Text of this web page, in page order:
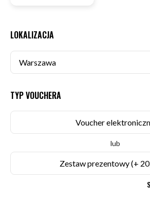
TYP VOUCHERA
Voucher
lub
Zestaw prezentowy(+
LOKALIZACJA